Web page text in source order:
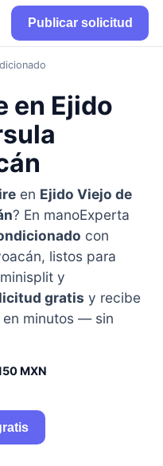
Publicar solicitud
en Ejido
en Ejido Viejo de
? En manoExperta
con
listos para
y
gratis y recibe
minutos — sin
MXN